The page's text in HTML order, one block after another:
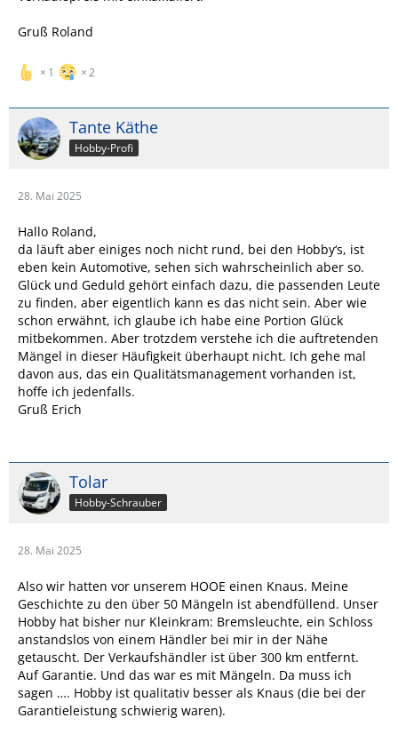
Gruß Roland
1 2
Tante Käthe
Hobby-Profi
28. Mai 2025
Hallo Roland,
da läuft aber einiges noch nicht rund, bei den Hobby‘s, ist
eben kein Automotive, sehen sich wahrscheinlich aber so.
Glück und Geduld gehört einfach dazu, die passenden Leute
zu finden, aber eigentlich kann es das nicht sein. Aber wie
schon erwähnt, ich glaube ich habe eine Portion Glück
mitbekommen. Aber trotzdem verstehe ich die auftretenden
Mängel in dieser Häufigkeit überhaupt nicht. Ich gehe mal
davon aus, das ein Qualitätsmanagement vorhanden ist,
hoffe ich jedenfalls.
Gruß Erich
Tolar
Hobby-Schrauber
28. Mai 2025
Also wir hatten vor unserem HOOE einen Knaus. Meine
Geschichte zu den über 50 Mängeln ist abendfüllend. Unser
Hobby hat bisher nur Kleinkram: Bremsleuchte, ein Schloss
anstandslos von einem Händler bei mir in der Nähe
getauscht. Der Verkaufshändler ist über 300 km entfernt.
Auf Garantie. Und das war es mit Mängeln. Da muss ich
sagen …. Hobby ist qualitativ besser als Knaus (die bei der
Garantieleistung schwierig waren).